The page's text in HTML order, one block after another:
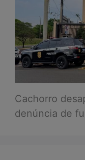
Cachorro
denúncia de